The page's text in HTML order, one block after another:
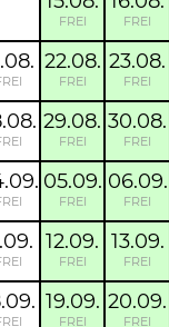
FREI FREI
22.08.
FREI
23.08.
FREI
29.08.
FREI
30.08.
FREI
05.09.
FREI
06.09.
FREI
12.09.
FREI
13.09.
FREI
19.09.
FREI
20.09.
FREI